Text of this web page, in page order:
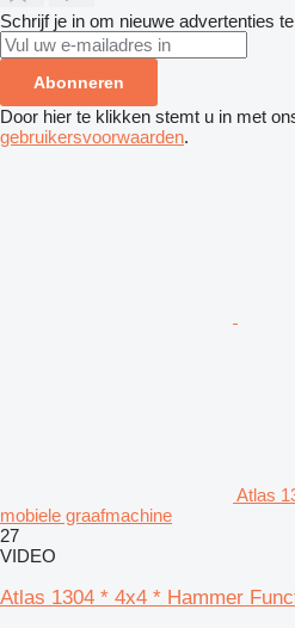
Schrijf je in om nieuwe advertenties
Abonneren
Door hier te klikken stemt u in met
gebruikersvoorwaarden.
Atlas
mobiele graafmachine
27
VIDEO
Atlas 1304 * 4x4 * Hammer